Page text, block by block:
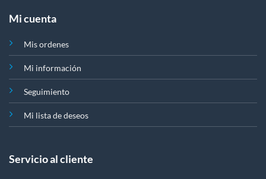
Mi cuenta
Mis ordenes
Mi información
Seguimiento
Mi lista de deseos
Servicio al cliente